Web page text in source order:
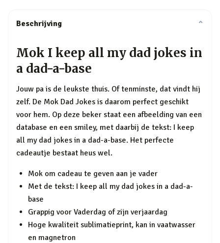
Beschrijving ⌄
Mok I keep all my dad jokes in
a dad-a-base
Jouw pa is de leukste thuis. Of tenminste, dat vindt hij
zelf. De Mok Dad Jokes is daarom perfect geschikt
voor hem. Op deze beker staat een afbeelding van een
database en een smiley, met daarbij de tekst: I keep
all my dad jokes in a dad-a-base. Het perfecte
cadeautje bestaat heus wel.
Mok om cadeau te geven aan je vader
Met de tekst: I keep all my dad jokes in a dad-a-
base
Grappig voor Vaderdag of zijn verjaardag
Hoge kwaliteit sublimatieprint, kan in vaatwasser
en magnetron